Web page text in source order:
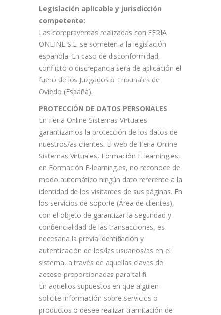
Legislación aplicable y jurisdicción
competente:
Las compraventas realizadas con FERIA
ONLINE S.L. se someten a la legislación
española. En caso de disconformidad,
conflicto o discrepancia será de aplicación el
fuero de los Juzgados o Tribunales de
Oviedo (España).
PROTECCIÓN DE DATOS PERSONALES
En Feria Online Sistemas Virtuales
garantizamos la protección de los datos de
nuestros/as clientes. El web de Feria Online
Sistemas Virtuales, Formación E-learning.es,
en Formación E-learning.es, no reconoce de
modo automático ningún dato referente a la
identidad de los visitantes de sus páginas. En
los servicios de soporte (Área de clientes),
con el objeto de garantizar la seguridad y
confidencialidad de las transacciones, es
necesaria la previa identificación y
autenticación de los/las usuarios/as en el
sistema, a través de aquellas claves de
acceso proporcionadas para tal fin.
En aquellos supuestos en que alguien
solicite información sobre servicios o
productos o desee realizar tramitación de